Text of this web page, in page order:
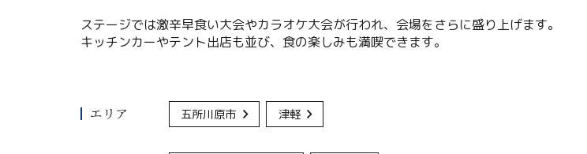
ステージでは激辛早食い大会やカラオケ大会が行われ、会場をさらに盛り上げます。
キッチンカーやテント出店も並び、食の楽しみも満喫できます。
エリア 五所川原市 津軽